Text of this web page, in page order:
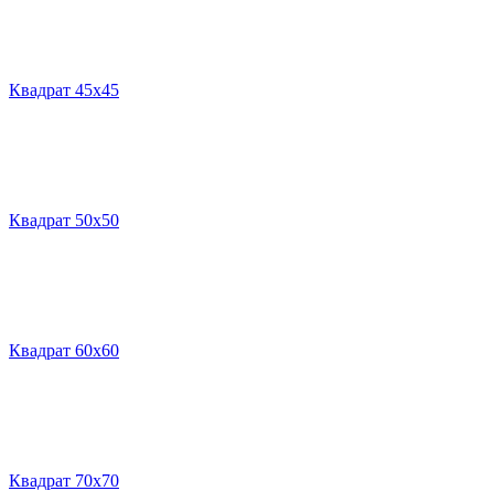
Квадрат 45х45
Квадрат 50х50
Квадрат 60х60
Квадрат 70х70